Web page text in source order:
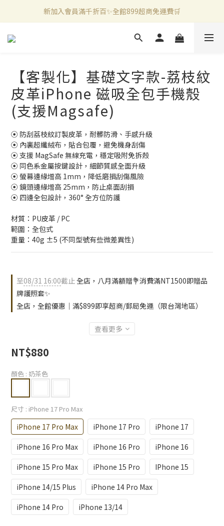
新加入會員滿千折百✨全館899超商免運費🛒
官方LINE好友募集中🤍加入領取50元購物金✨
新加入會員滿千折百✨全館899超商免運費🛒
【客製化】基礎文字款-荔枝紋
皮革iPhone 磁吸全包手機殼
(支援Magsafe)
⦿ 防刮荔枝紋訂製皮革，耐髒防滑、手感升級
⦿ 內裏超纖絨布，貼合包覆，避免機身刮傷
⦿ 支援 MagSafe 無線充電，穩定吸附免拆殼
⦿ 同色系金屬按鍵設計，細節質感全面升級
⦿ 螢幕邊緣增高 1mm，降低磨損刮傷風險
⦿ 鏡頭邊緣增高 25mm，防止桌面刮損
⦿ 四邊全包設計，360° 全方位防護
材質：PU皮革 / PC
範圍：全包式
重量：40g ±5 (不同型號有些微差異性)
至08/31 16:00截止全店，八月滿額贈💐消費滿NT1500即贈品
牌護照套✨
全店，全館優惠｜滿$899即享超商/郵局免運（限台灣地區）
查看更多
NT$880
顏色 : 奶茶色
尺寸 : iPhone 17 Pro Max
iPhone 17 Pro Max iPhone 17 Pro
iPhone 17
iPhone 16 Pro Max
iPhone 16 Pro
iPhone 16
iPhone 15 Pro Max
iPhone 15 Pro
IPhone 15
iPhone 14/15 Plus
iPhone 14 Pro Max
iPhone 14 Pro
iPhone 13/14